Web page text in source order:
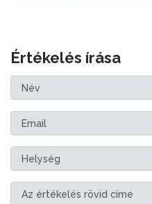
Értékelés írása